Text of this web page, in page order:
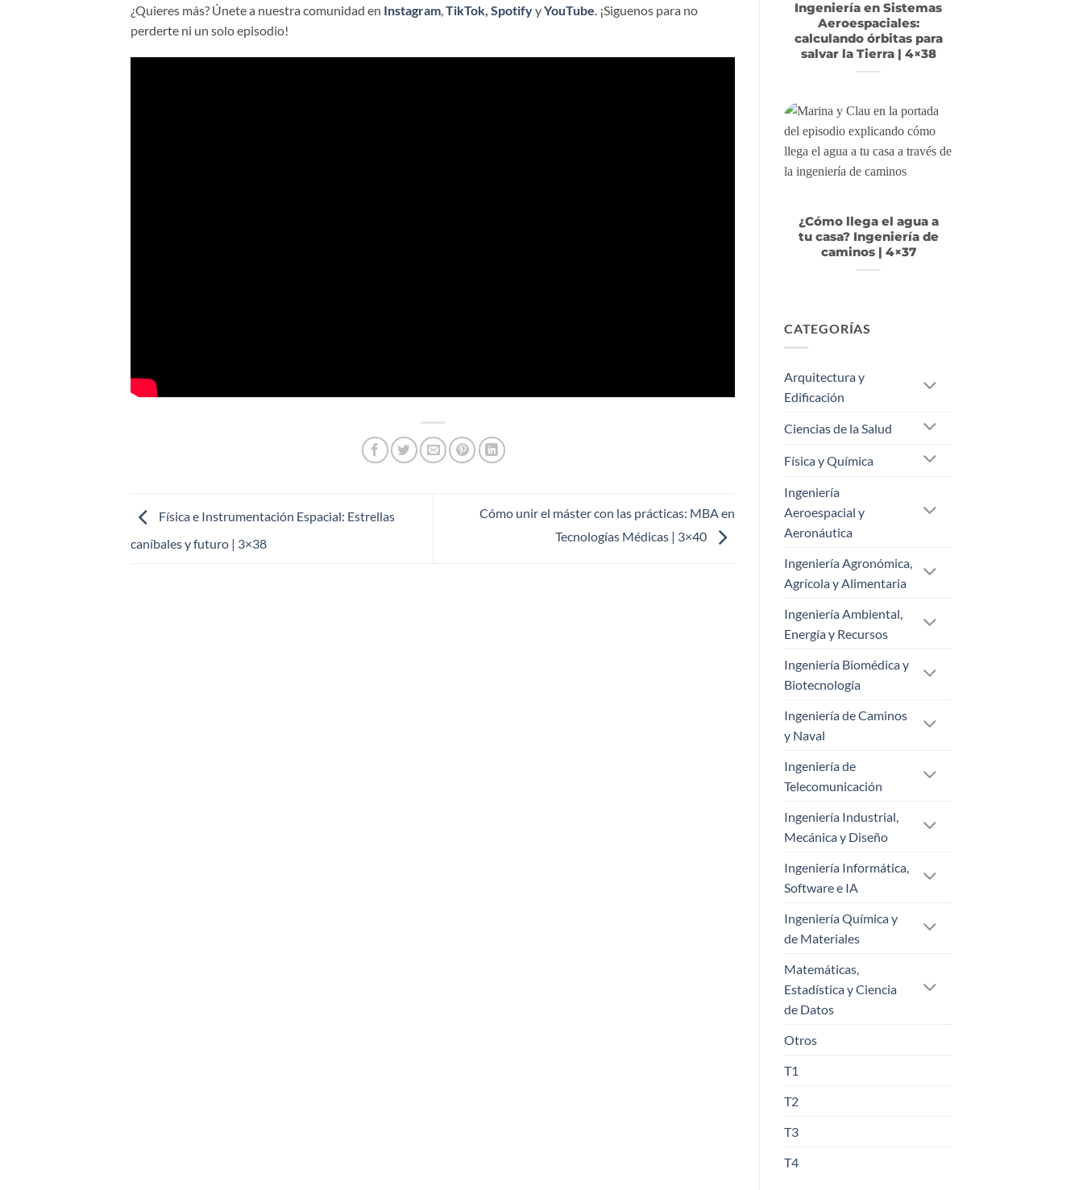
¿Quieres más? Únete a nuestra comunidad en Instagram,TikTok, SpotifyyYouTube. ¡Siguenos para no
perderte ni un solo episodio!
Física e Instrumentación Espacial: Estrellas
caníbales y futuro | 3×38
Cómo unir el máster con las prácticas: MBA en
Tecnologías Médicas | 3×40
Ingeniería en Sistemas
Aeroespaciales:
calculando órbitas para
salvar la Tierra | 4×38
¿Cómo llega el agua a
tu casa? Ingeniería de
caminos | 4×37
CATEGORÍAS
Arquitectura y
Edificación
Ciencias de la Salud
Física y Química
Ingeniería
Aeroespacial y
Aeronáutica
Ingeniería Agronómica,
Agrícola y Alimentaria
Ingeniería Ambiental,
Energía y Recursos
Ingeniería Biomédica y
Biotecnología
Ingeniería de Caminos
y Naval
Ingeniería de
Telecomunicación
Ingeniería Industrial,
Mecánica y Diseño
Ingeniería Informática,
Software e IA
Ingeniería Química y
de Materiales
Matemáticas,
Estadística y Ciencia
de Datos
Otros
T1
T2
T3
T4